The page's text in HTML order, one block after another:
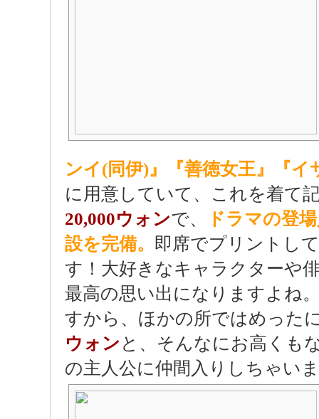
ンイ(同伊)』『善徳女王』『
に用意していて、これを着て
20,000ウォンで、
ドラマの登
設を完備。 即席でプリントし
す！大好きなキャラクターや
最高の思い出になりますよね
すから、ほかの所ではめった
ウォン と、そんなにお高くも
の主人公に仲間入りしちゃい